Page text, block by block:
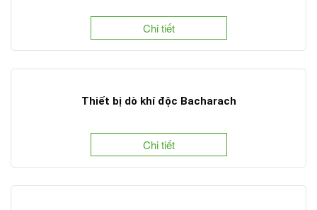
Chi tiết
Thiết bị dò khí độc Bacharach
Chi tiết